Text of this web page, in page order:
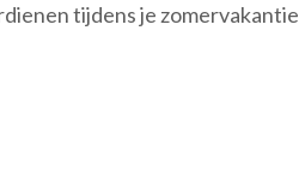
tijdens je zomervakantie